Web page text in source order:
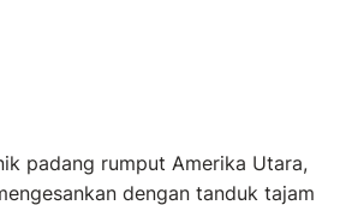
padang rumput Amerika Utara,
dengan tanduk tajam